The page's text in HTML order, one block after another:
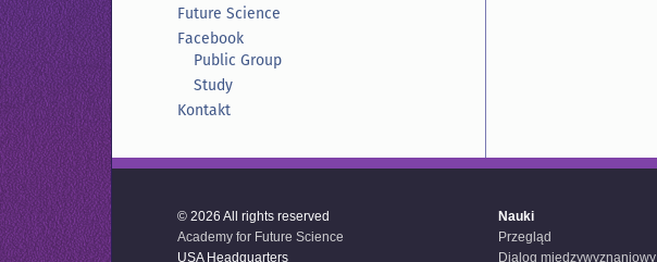
Future Science
Facebook
Public Group
Study
Kontakt
© 2026 All rights reserved
Academy for Future Science
USA Headquarters
Nauki
Przegląd
Dialog międzywyznaniowy